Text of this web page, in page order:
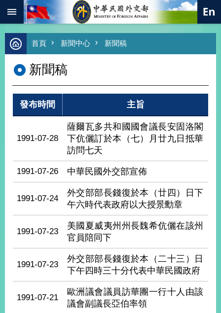
跳到主要內容區塊
進
階
尋
熱
總
交
價
外
經
濟
落
海
首頁 新聞中心 新聞稿
新聞稿
發布時間 主旨
1991-07-28
薩爾瓦多共和國國會議長安固洛閣
下伉儷訂於本（七）月廿九日抵華
訪問七天
1991-07-26 中華民國外交部宣佈
1991-07-24
外交部部長錢復於本（廿四）日下
午六時代表政府以大授景勳章
1991-07-23
美國夏威夷州州長魏希伉儷在該州
官員陪同下
1991-07-23
外交部部長錢復於本（二十三）日
下午四時三十分代表中華民國政府
1991-07-21
歐洲議會議員訪華團一行十人由該
議會副議長亞伯率領